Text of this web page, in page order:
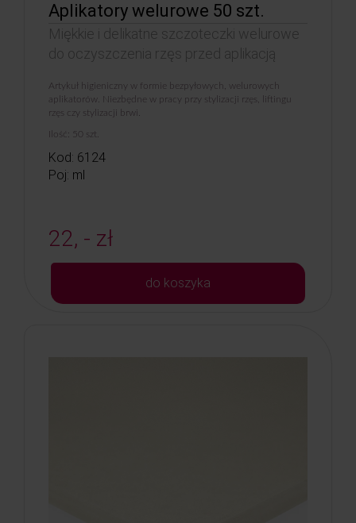
Aplikatory welurowe 50 szt.
Miękkie i delikatne szczoteczki welurowe
do oczyszczenia rzęs przed aplikacją
Artykuł higieniczny w formie bezpyłowych, welurowych
aplikatorów. Niezbędne w pracy przy stylizacji rzęs, liftingu
rzęs czy stylizacji brwi.
Ilość: 50 szt.
Kod: 6124
Poj: ml
22, - zł
do koszyka